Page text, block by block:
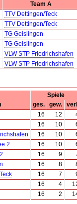
Team A
TTV Dettingen/Teck
TTV Dettingen/Teck
TG Geislingen
TG Geislingen
VLW STP Friedrichshafen
VLW STP Friedrichshafen
Spiele
ges. gew.
16 12
16 10
16 10
2 16 10
16 9
16 8
16 7
16 4
16 2